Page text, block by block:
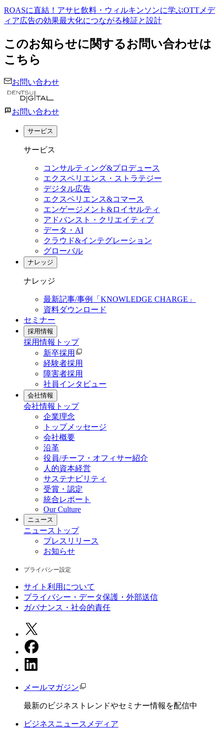
ROASに直結！アサヒ飲料・ウィルキンソンに学ぶOTTメデ
ィア広告の効果最大化につながる検証と設計
このお知らせに関するお問い合わせは
こちら
お問い合わせ
お問い合わせ
サービス
サービス
コンサルティング&プロデュース
エクスペリエンス・ストラテジー
デジタル広告
エクスペリエンス&コマース
エンゲージメント&ロイヤルティ
アドバンスト・クリエイティブ
データ・AI
クラウド&インテグレーション
グローバル
ナレッジ
ナレッジ
最新記事/事例「KNOWLEDGE CHARGE」
資料ダウンロード
セミナー
採用情報
採用情報 トップ
新卒採用
経験者採用
障害者採用
社員インタビュー
会社情報
会社情報 トップ
企業理念
トップメッセージ
会社概要
沿革
役員/チーフ・オフィサー紹介
人的資本経営
サステナビリティ
受賞・認定
統合レポート
Our Culture
ニュース
ニュース トップ
プレスリリース
お知らせ
プライバシー設定
サイト利用について
プライバシー・データ保護・外部送信
ガバナンス・社会的責任
メールマガジン
最新のビジネストレンドやセミナー情報を配信中
ビジネスニュースメディア